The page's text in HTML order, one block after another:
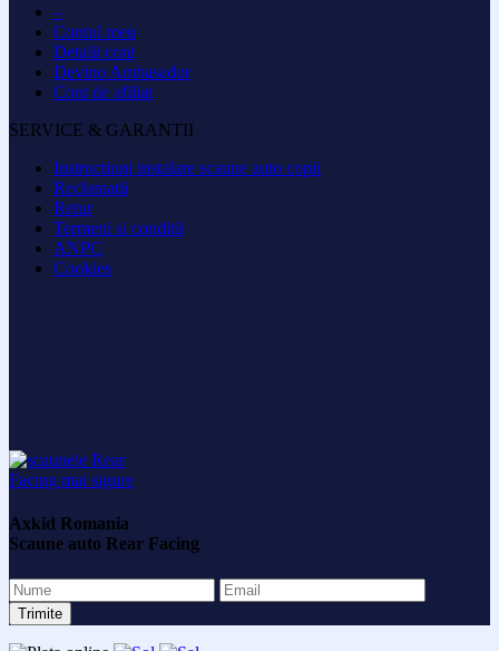
–
Contul meu
Detalii cont
Devino Ambasador
Cont de afiliat
SERVICE & GARANTII
Instructiuni instalare scaune auto copii
Reclamatii
Retur
Termeni si conditii
ANPC
Cookies
Axkid Romania
Scaune auto Rear Facing